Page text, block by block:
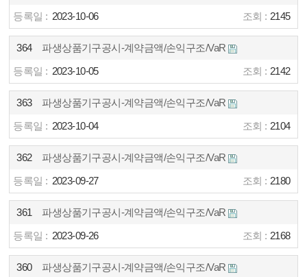
2023-10-06 2145
364 파생상품기구공시-계약금액/손익구조/VaR
2023-10-05 2142
363 파생상품기구공시-계약금액/손익구조/VaR
2023-10-04 2104
362 파생상품기구공시-계약금액/손익구조/VaR
2023-09-27 2180
361 파생상품기구공시-계약금액/손익구조/VaR
2023-09-26 2168
360 파생상품기구공시-계약금액/손익구조/VaR